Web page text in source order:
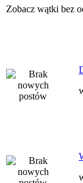
Zobacz wątki bez